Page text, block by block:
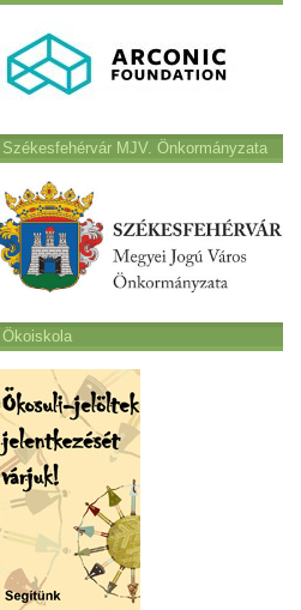
Székesfehérvár MJV. Önkormányzata
Ökoiskola